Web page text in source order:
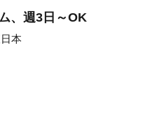
、週3日～OK
本